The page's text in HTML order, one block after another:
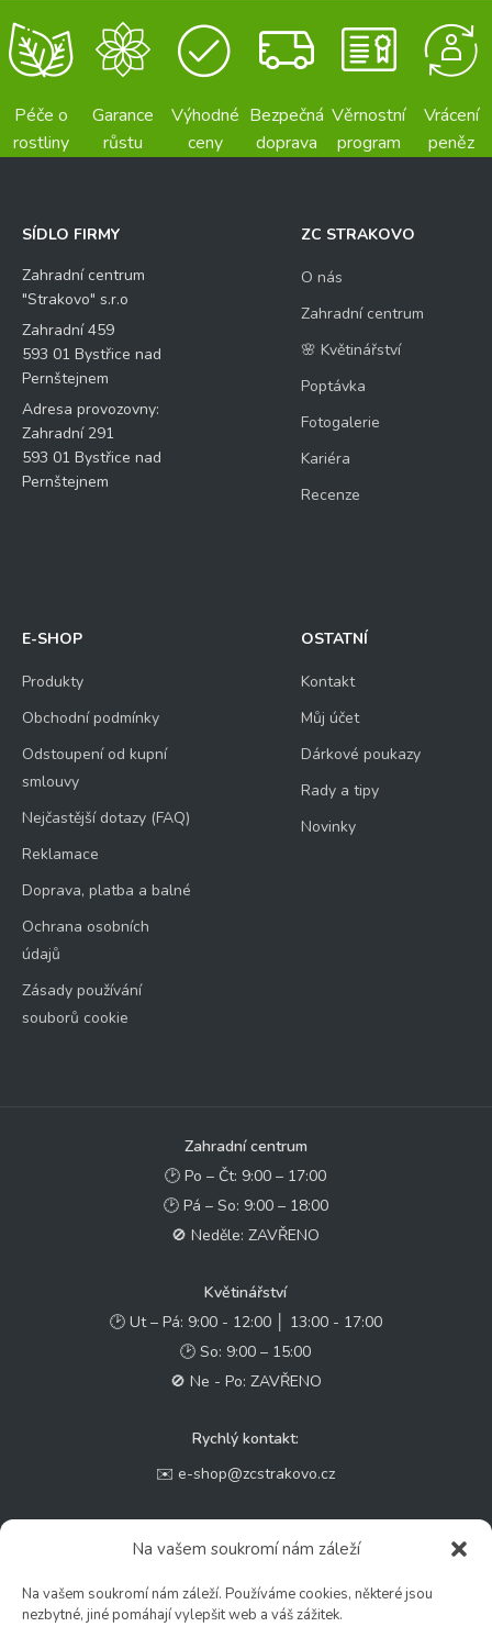
Na vašem soukromí nám záleží
Na vašem soukromí nám záleží. Používáme cookies, některé jsou
nezbytné, jiné pomáhají vylepšit web a váš zážitek.
Péče o
rostliny
Garance
růstu
Výhodné
ceny
Bezpečná
doprava
Věrnostní
program
Vrácení
peněz
SÍDLO FIRMY
Zahradní centrum
"Strakovo" s.r.o
Zahradní 459
593 01 Bystřice nad
Pernštejnem
Adresa provozovny:
Zahradní 291
593 01 Bystřice nad
Pernštejnem
ZC STRAKOVO
O nás
Zahradní centrum
🌸 Květinářství
Poptávka
Fotogalerie
Kariéra
Recenze
E-SHOP
Produkty
Obchodní podmínky
Odstoupení od kupní
smlouvy
Nejčastější dotazy (FAQ)
Reklamace
Doprava, platba a balné
Ochrana osobních
údajů
Zásady používání
souborů cookie
OSTATNÍ
Kontakt
Můj účet
Dárkové poukazy
Rady a tipy
Novinky
Zahradní centrum
🕑 Po – Čt: 9:00 – 17:00
🕑 Pá – So: 9:00 – 18:00
🚫 Neděle: ZAVŘENO
Květinářství
🕑 Ut – Pá: 9:00 - 12:00 │ 13:00 - 17:00
🕑 So: 9:00 – 15:00
🚫 Ne - Po: ZAVŘENO
Rychlý kontakt:
✉️ e-shop@zcstrakovo.cz